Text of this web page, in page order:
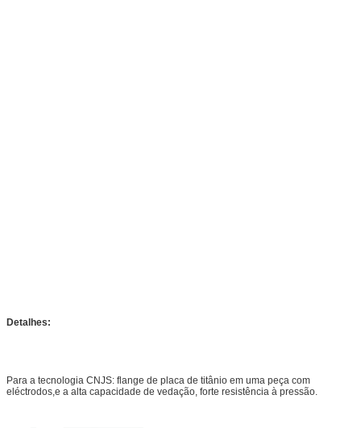
Detalhes:
Para a tecnologia CNJS: flange de placa de titânio em uma peça com
eléctrodos,e a alta capacidade de vedação, forte resistência à pressão.